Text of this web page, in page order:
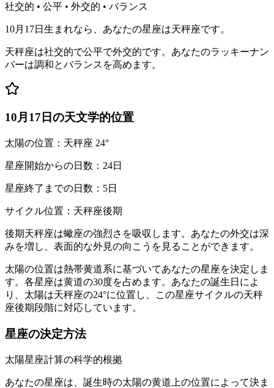
社交的 • 公平 • 外交的 • バランス
10月17日生まれなら、あなたの星座は天秤座です。
天秤座は社交的で公平で外交的です。あなたのラッキーナン
バーは調和とバランスを高めます。
10月17日の天文学的位置
太陽の位置：天秤座 24°
星座開始からの日数：24日
星座終了までの日数：5日
サイクル位置：天秤座後期
後期天秤座は蠍座の強烈さを吸収します。あなたの外交は深
みを増し、表面的な外見の向こうを見ることができます。
太陽の位置は熱帯黄道系に基づいてあなたの星座を決定しま
す。各星座は黄道の30度を占めます。あなたの誕生日によ
り、太陽は天秤座の24°に位置し、この星座サイクルの天秤
座後期段階に対応しています。
星座の決定方法
太陽星座計算の科学的根拠
あなたの星座は、誕生時の太陽の黄道上の位置によって決ま